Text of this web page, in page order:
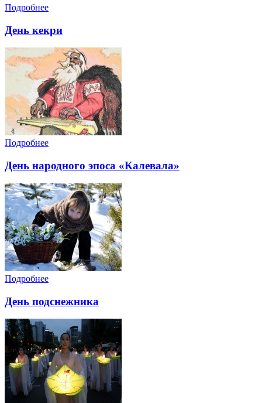
Подробнее
День кекри
Подробнее
День народного эпоса «Калевала»
Подробнее
День подснежника